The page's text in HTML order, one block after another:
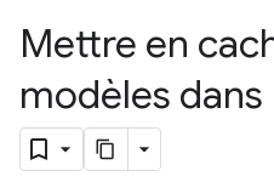
Mettre en
modèles